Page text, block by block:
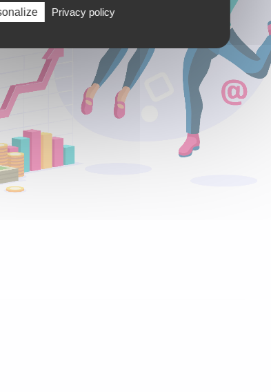
Privacy policy